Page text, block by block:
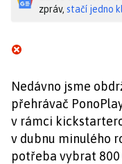
zpráv, stačí jedno
Nedávno jsme
přehrávač
v rámci
v dubnu minulého
potřeba vybrat 800